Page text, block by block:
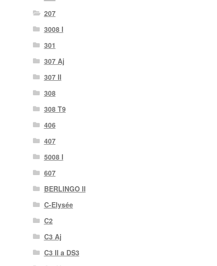
207
3008 I
301
307 Aj
307 II
308
308 T9
406
407
5008 I
607
BERLINGO II
C-Elysée
C2
C3 Aj
C3 II a DS3